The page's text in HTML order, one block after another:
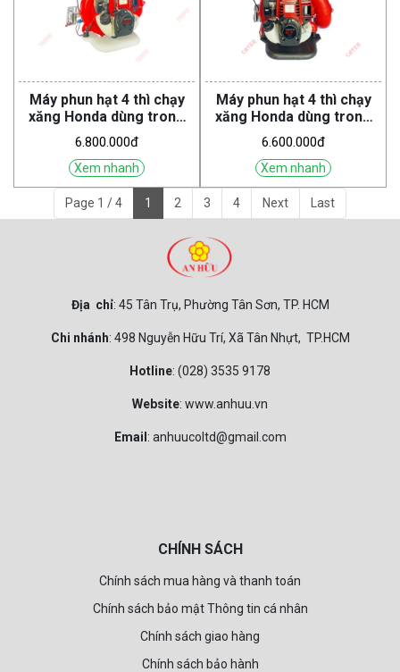
Máy phun hạt 4 thì chạy
xăng Honda dùng trong
nông nghiệp TH-26L GX35
TT (Tropic)
6.800.000đ
Xem nhanh
Máy phun hạt 4 thì chạy
xăng Honda dùng trong
nông nghiệp CA-26L GX35
TT (Cater)
6.600.000đ
Xem nhanh
Page 1 / 4 1 2 3 4 Next Last
Địa chỉ: 45 Tân Trụ, Phường Tân Sơn, TP. HCM
Chi nhánh: 498 Nguyễn Hữu Trí, Xã Tân Nhựt, TP.HCM
Hotline: (028) 3535 9178
Website: www.anhuu.vn
Email : anhuucoltd@gmail.com
CHÍNH SÁCH
Chính sách mua hàng và thanh toán
Chính sách bảo mật Thông tin cá nhân
Chính sách giao hàng
Chính sách bảo hành